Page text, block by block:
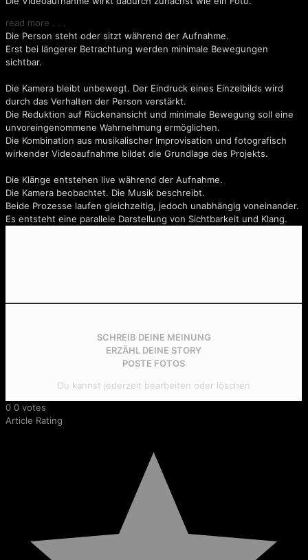
read more . . .
Die Person steht oder sitzt während der Aufnahme.
Erst bei längerer Betrachtung werden minimale Bewegungen
sichtbar.
Die Kamera bleibt unbewegt. Der Eindruck eines Einzelbilds wird
durch das Verhalten der Person verstärkt.
Die Reduktion auf Rückenansicht und minimale Bewegung soll eine
unvoreingenommene Wahrnehmung ermöglichen.
Die Kombination aus musikalischer Improvisation und fotografisch
wirkender Videoaufnahme bildet die Grundlage des Projekts.
Die Klänge entstehen live während der Aufnahme.
Die Kamera beobachtet. Die Musik beschreibt.
Beide Prozesse laufen gleichzeitig, jedoch unabhängig voneinander.
Es entsteht eine parallele Darstellung von Sichtbarkeit und Klang.
SCHREIB DEINE MEINUNG
ERZÄHL DEINE STORY
POSTE FOTOS
Du kannst jederzeit bearbeiten oder löschen
0 0 votes
Article Rating